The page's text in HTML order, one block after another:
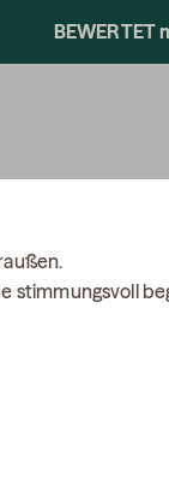
BEWERTET
stimmungsvoll